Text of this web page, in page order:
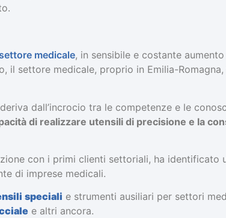
settore medicale, in sensibile e costante aumento
settore medicale, proprio in Emilia-
dall’incrocio tra le competenze e le
di realizzare utensili di precisione e la
con i primi clienti settoriali, ha identificato
di imprese medicali.
speciali e strumenti ausiliari per settori
e altri ancora.